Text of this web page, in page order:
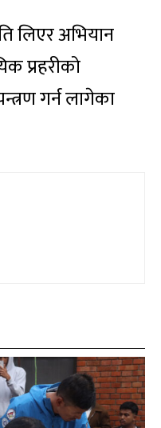
लिएर अभियान
प्रहरीको
गर्न लागेका